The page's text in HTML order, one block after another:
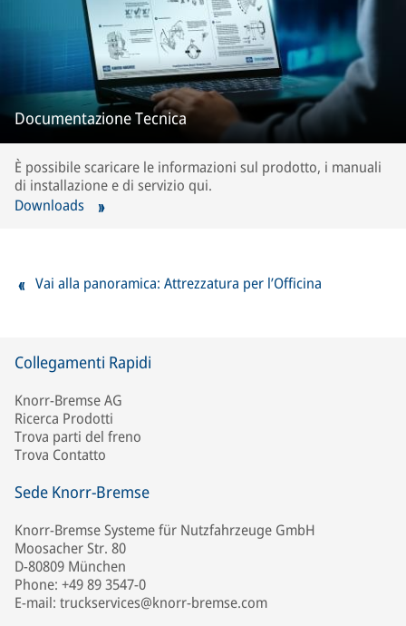
Documentazione Tecnica
È possibile scaricare le informazioni sul prodotto, i manuali
di installazione e di servizio qui.
Downloads
Vai alla panoramica: Attrezzatura per l’Officina
Collegamenti Rapidi
Knorr-Bremse AG
Ricerca Prodotti
Trova parti del freno
Trova Contatto
Sede Knorr-Bremse
Knorr-Bremse Systeme für Nutzfahrzeuge GmbH
Moosacher Str. 80
D-80809 München
Phone: +49 89 3547-0
E-mail: truckservices@knorr-bremse.com